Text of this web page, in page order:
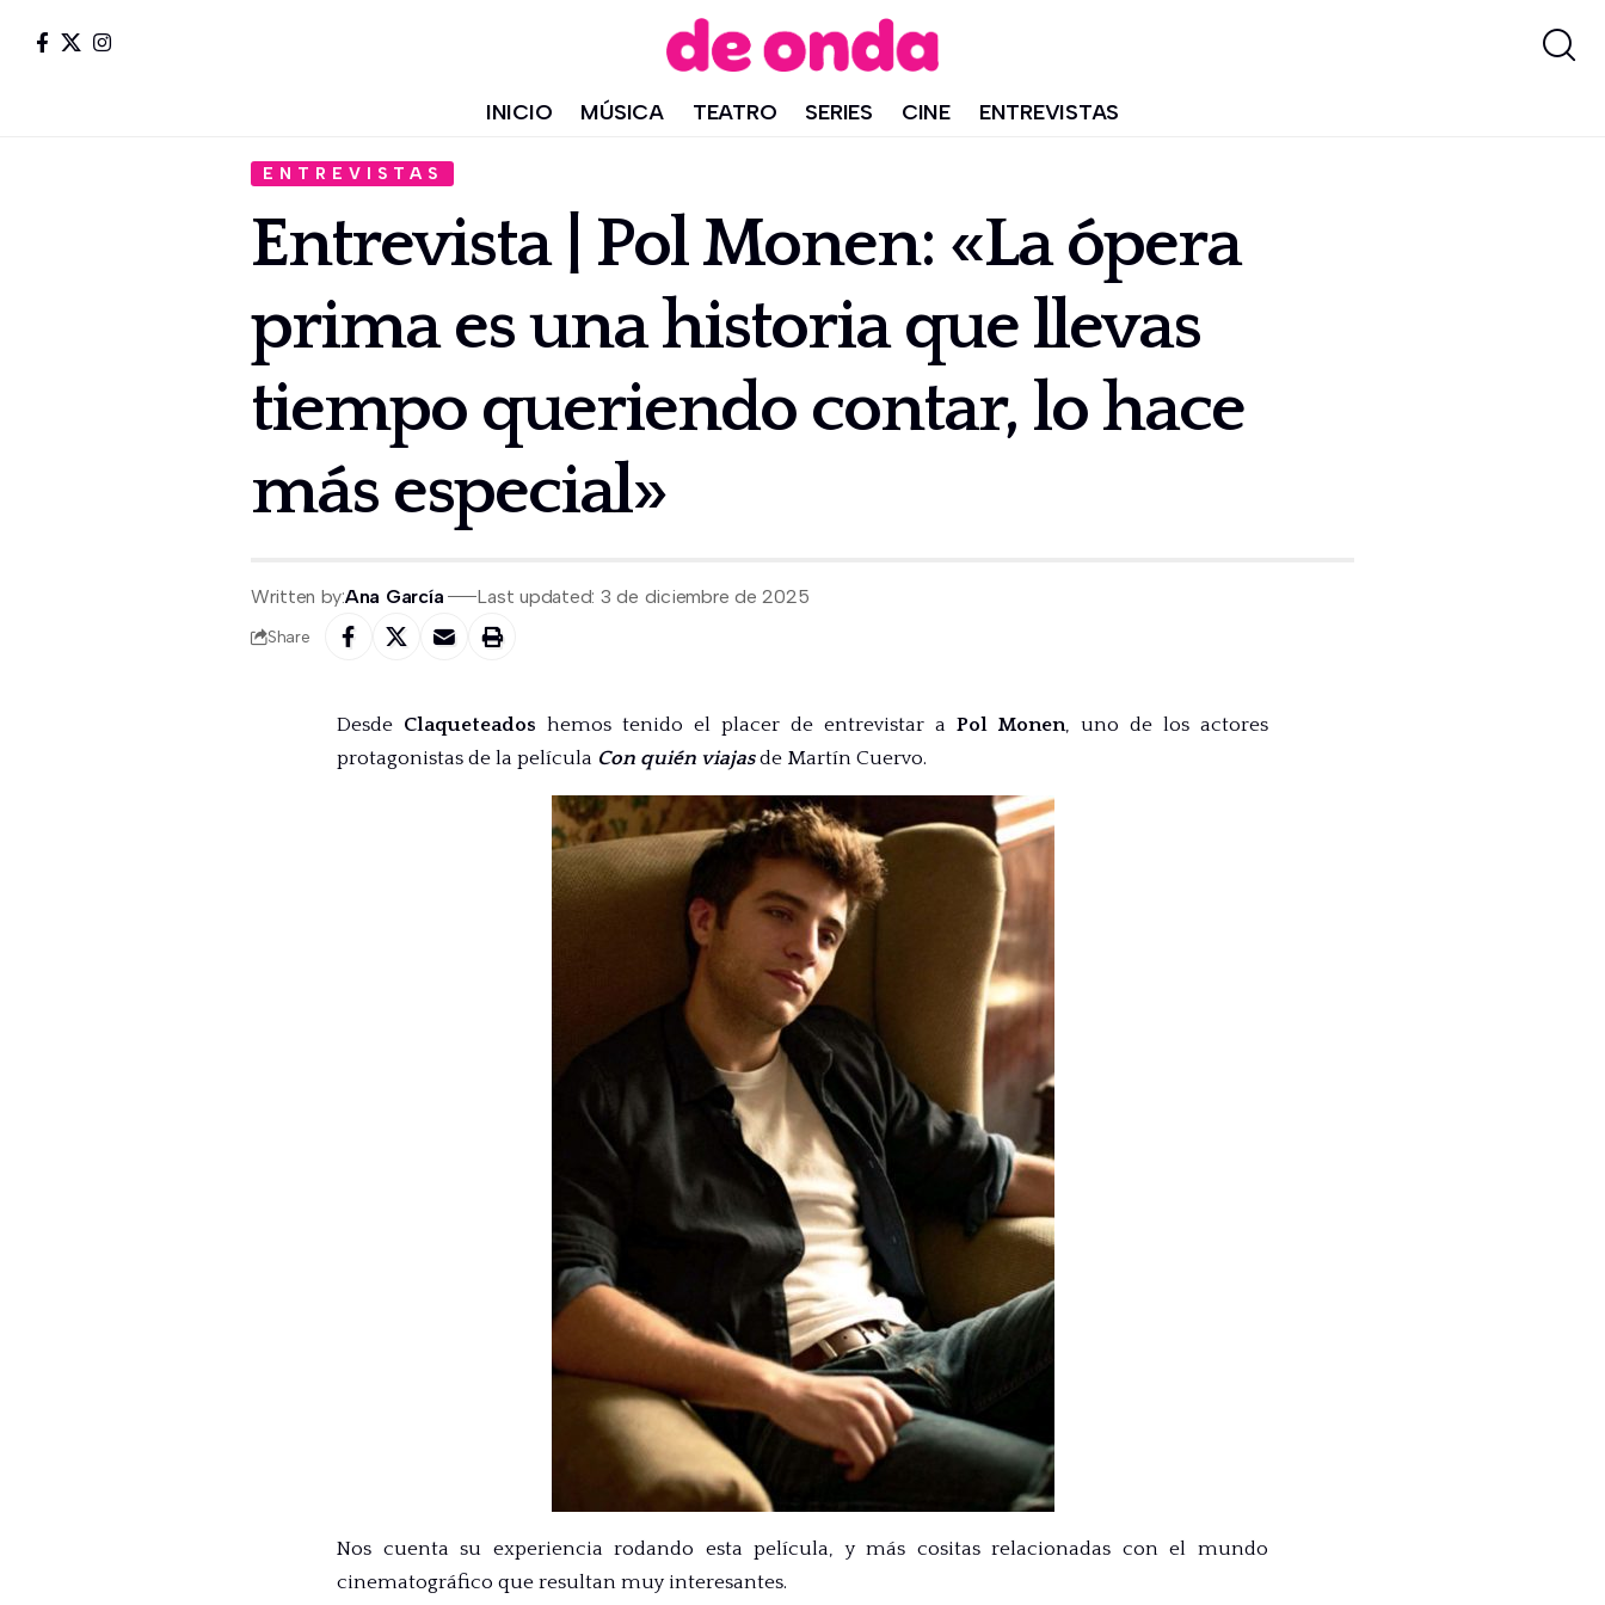
INICIO MÚSICA TEATRO SERIES CINE ENTREVISTAS
ENTREVISTAS
Entrevista | Pol Monen: «La ópera
prima es una historia que llevas
tiempo queriendo contar, lo hace
más especial»
Written by:Ana García Last updated: 3 de diciembre de 2025
Share
Desde Claqueteados hemos tenido el placer de entrevistar a Pol Monen, uno de los actores
protagonistas de la película Con quién viajasde Martín Cuervo.
Nos cuenta su experiencia rodando esta película, y más cositas relacionadas con el mundo
cinematográfico que resultan muy interesantes.